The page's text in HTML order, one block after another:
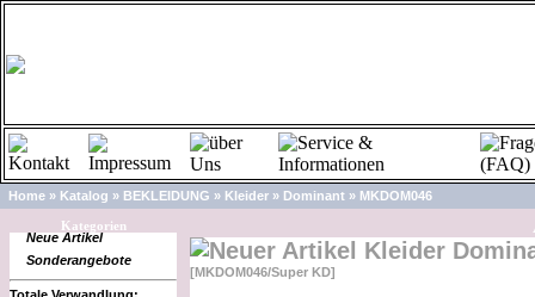
Home » Katalog » BEKLEIDUNG » Kleider » Dominant » MKDOM046
Kategorien
Neue Artikel
Sonderangebote
Kleider
[MKDOM046/Super KD]